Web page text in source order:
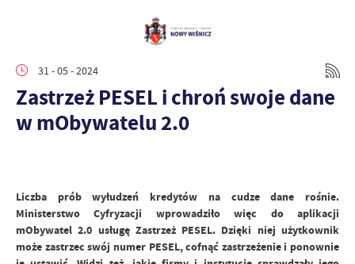
31 - 05 - 2024
Zastrzeż PESEL i chroń swoje dane
w mObywatelu 2.0
Liczba prób wyłudzeń kredytów na cudze dane rośnie.
Ministerstwo Cyfryzacji wprowadziło więc do aplikacji
mObywatel 2.0 usługę Zastrzeż PESEL. Dzięki niej użytkownik
może zastrzec swój numer PESEL, cofnąć zastrzeżenie i ponownie